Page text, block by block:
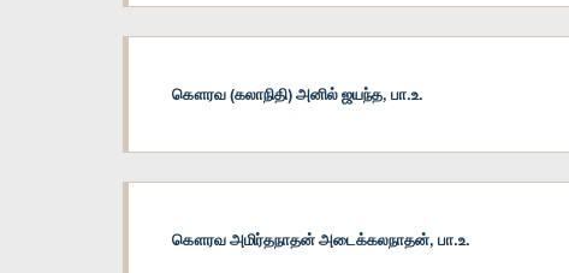
கௌரவ (கலாநிதி) அனில் ஜயந்த, பா.உ.
கௌரவ அமிர்தநாதன் அடைக்கலநாதன், பா.உ.